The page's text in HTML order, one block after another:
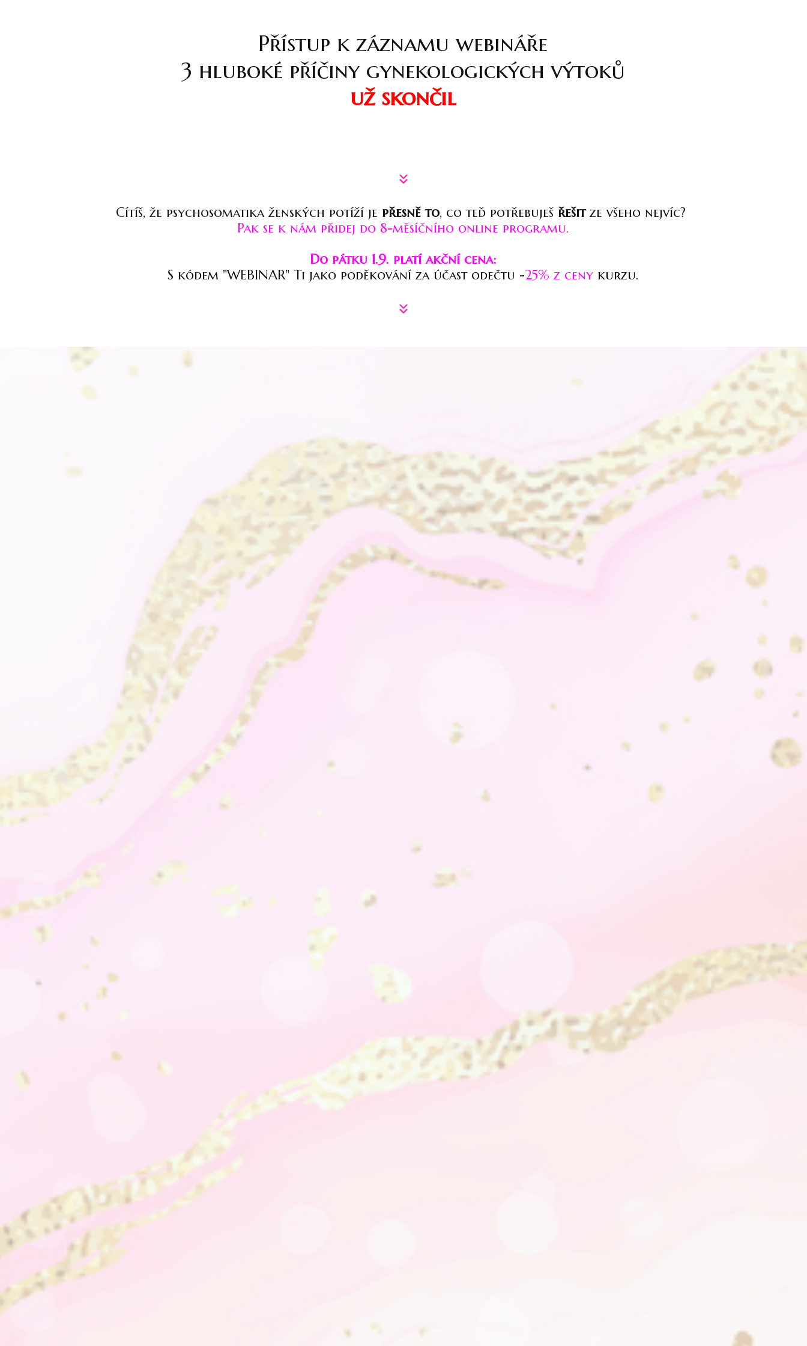
Přístup k záznamu webináře
3 hluboké příčiny gynekologických výtoků
už skončil
Cítíš, že psychosomatika ženských potíží je přesně to, co teď potřebuješ řešitze všeho nejvíc?
Pak se k nám přidej do 8-měsíčního online programu.
Do pátku 1.9. platí akční cena:
S kódem "WEBINAR" Ti jako poděkování za účast odečtu -25% z cenykurzu.